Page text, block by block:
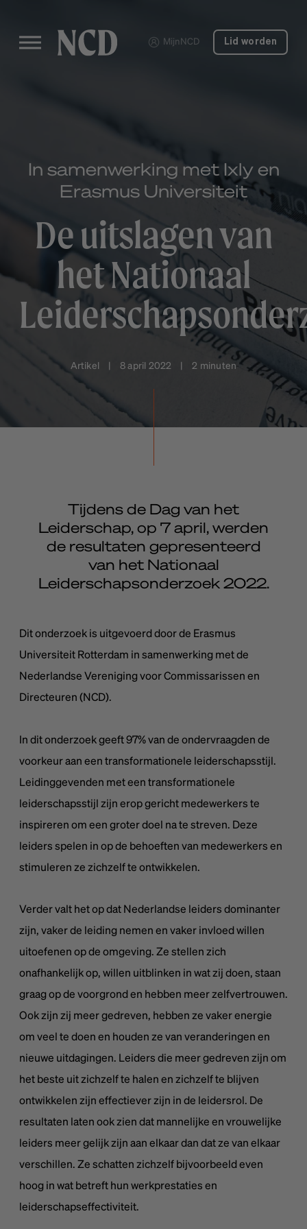
MijnNCD Lid worden
In samenwerking met Ixly en
Erasmus Universiteit
De uitslagen van
het Nationaal
Artikel | 8 april 2022 | 2 minuten
Tijdens de Dag van het
Leiderschap, op 7 april, werden
de resultaten gepresenteerd
van het Nationaal
Leiderschapsonderzoek 2022.
Dit onderzoek is uitgevoerd door de Erasmus
Universiteit Rotterdam in samenwerking met de
Nederlandse Vereniging voor Commissarissen en
Directeuren (NCD).
In dit onderzoek geeft 97% van de ondervraagden de
voorkeur aan een transformationele leiderschapsstijl.
Leidinggevenden met een transformationele
leiderschapsstijl zijn erop gericht medewerkers te
inspireren om een groter doel na te streven. Deze
leiders spelen in op de behoeften van medewerkers en
stimuleren ze zichzelf te ontwikkelen.
Verder valt het op dat Nederlandse leiders dominanter
zijn, vaker de leiding nemen en vaker invloed willen
uitoefenen op de omgeving. Ze stellen zich
onafhankelijk op, willen uitblinken in wat zij doen, staan
graag op de voorgrond en hebben meer zelfvertrouwen.
Ook zijn zij meer gedreven, hebben ze vaker energie
om veel te doen en houden ze van veranderingen en
nieuwe uitdagingen. Leiders die meer gedreven zijn om
het beste uit zichzelf te halen en zichzelf te blijven
ontwikkelen zijn effectiever zijn in de leidersrol. De
resultaten laten ook zien dat mannelijke en vrouwelijke
leiders meer gelijk zijn aan elkaar dan dat ze van elkaar
verschillen. Ze schatten zichzelf bijvoorbeeld even
hoog in wat betreft hun werkprestaties en
leiderschapseffectiviteit.